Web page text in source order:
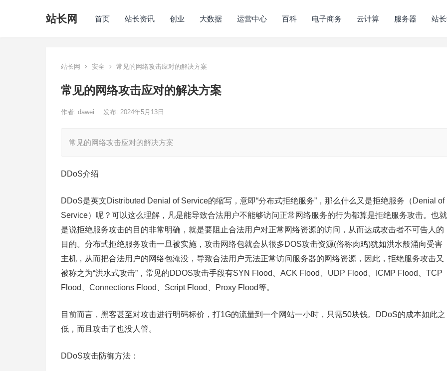
站长网 首页 站长资讯 创业 大数据 运营中心 百科 电子商务 云计算 服务器 站
站长网 安全 常见的网络攻击应对的解决方案
常见的网络攻击应对的解决方案
作者: dawei 发布: 2024年5月13日
常见的网络攻击应对的解决方案
DDoS介绍
DDoS是英文Distributed Denial of Service的缩写，意即“分布式拒绝服务”，那么什么又是拒绝服务（Denial of
Service）呢？可以这么理解，凡是能导致合法用户不能够访问正常网络服务的行为都算是拒绝服务攻击。也就
是说拒绝服务攻击的目的非常明确，就是要阻止合法用户对正常网络资源的访问，从而达成攻击者不可告人的
目的。分布式拒绝服务攻击一旦被实施，攻击网络包就会从很多DOS攻击资源(俗称肉鸡)犹如洪水般涌向受害
主机，从而把合法用户的网络包淹没，导致合法用户无法正常访问服务器的网络资源，因此，拒绝服务攻击又
被称之为“洪水式攻击”，常见的DDOS攻击手段有SYN Flood、ACK Flood、UDP Flood、ICMP Flood、TCP
Flood、Connections Flood、Script Flood、Proxy Flood等。
目前而言，黑客甚至对攻击进行明码标价，打1G的流量到一个网站一小时，只需50块钱。DDoS的成本如此之
低，而且攻击了也没人管。
DDoS攻击防御方法：